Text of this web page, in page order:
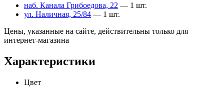
наб. Канала Грибоедова, 22 — 1 шт.
ул. Наличная, 25/84 — 1 шт.
Цены, указанные на сайте, действительны только для
интернет-магазина
Характеристики
Цвет